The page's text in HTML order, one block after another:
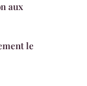
aux
le